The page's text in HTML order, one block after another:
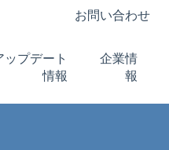
表示 お問い合わせ
ップデート
情報
企業情
報